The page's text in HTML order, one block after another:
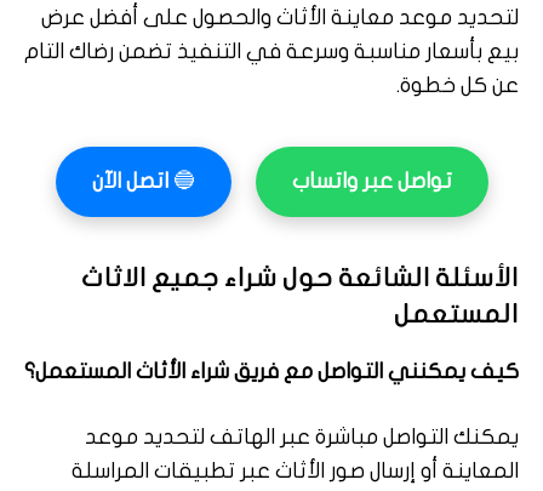
لتحديد موعد معاينة الأثاث والحصول على أفضل عرض
بيع بأسعار مناسبة وسرعة في التنفيذ تضمن رضاك التام
عن كل خطوة.
تواصل عبر واتساب 🔵 اتصل الآن
الأسئلة الشائعة حول شراء جميع الاثاث
المستعمل
كيف يمكنني التواصل مع فريق شراء الأثاث المستعمل؟
يمكنك التواصل مباشرة عبر الهاتف لتحديد موعد
المعاينة أو إرسال صور الأثاث عبر تطبيقات المراسلة